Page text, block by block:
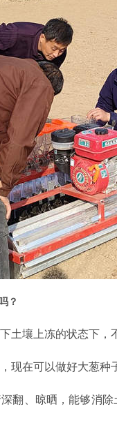
？
土壤上冻的状态下，
现在可以做好大葱种
翻、晾晒，能够消